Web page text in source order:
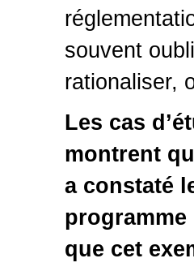
souvent
rationaliser,
Les cas
montrent
a constaté
que cet